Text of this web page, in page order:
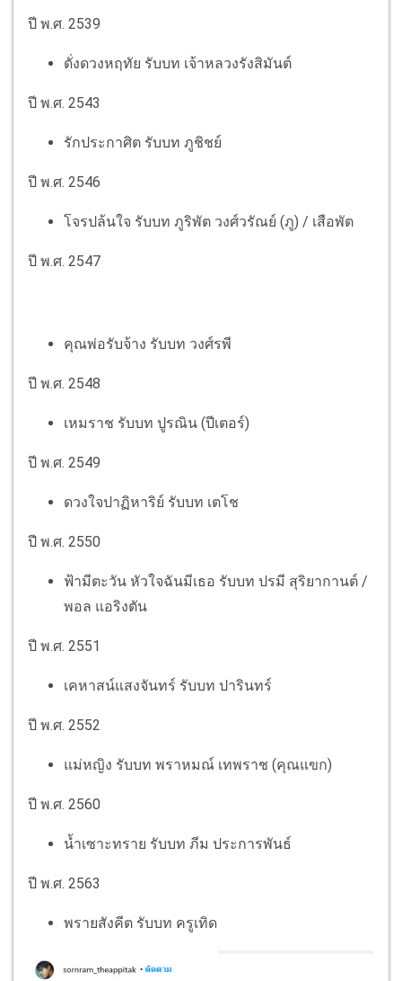
ปี พ.ศ. 2539
ดั่งดวงหฤทัย รับบท เจ้าหลวงรังสิมันต์
ปี พ.ศ. 2543
รักประกาศิต รับบท ภูชิชย์
ปี พ.ศ. 2546
โจรปล้นใจ รับบท ภูริพัต วงศ์วรัณย์ (ภู) / เสือพัต
ปี พ.ศ. 2547
คุณพ่อรับจ้าง รับบท วงศ์รพี
ปี พ.ศ. 2548
เหมราช รับบท ปูรณิน (ปีเตอร์)
ปี พ.ศ. 2549
ดวงใจปาฏิหาริย์ รับบท เตโช
ปี พ.ศ. 2550
ฟ้ามีตะวัน หัวใจฉันมีเธอ รับบท ปรมี สุริยากานต์ /
พอล แอริงตัน
ปี พ.ศ. 2551
เคหาสน์แสงจันทร์ รับบท ปารินทร์
ปี พ.ศ. 2552
แม่หญิง รับบท พราหมณ์ เทพราช (คุณแขก)
ปี พ.ศ. 2560
น้ำเซาะทราย รับบท ภีม ประการพันธ์
ปี พ.ศ. 2563
พรายสังคีต รับบท ครูเทิด